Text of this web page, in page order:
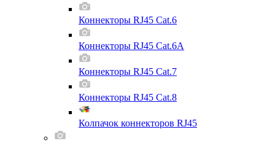
Коннекторы RJ45 Cat.6
Коннекторы RJ45 Cat.6A
Коннекторы RJ45 Cat.7
Коннекторы RJ45 Cat.8
Колпачок коннекторов RJ45